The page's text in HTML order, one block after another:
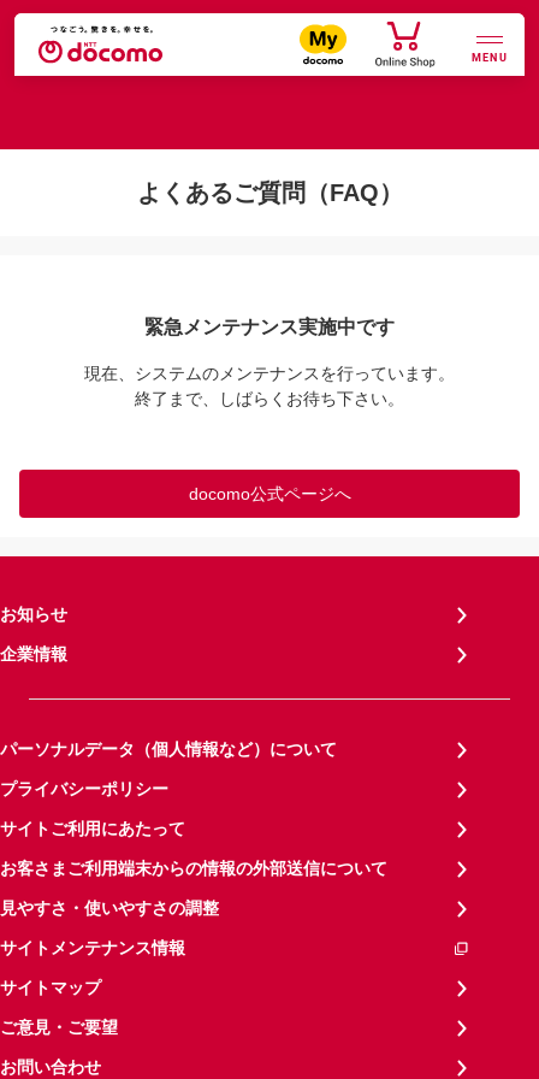
MENU
よくあるご質問（FAQ）
緊急メンテナンス実施中です
現在、システムのメンテナンスを行っています。
終了まで、しばらくお待ち下さい。
docomo公式ページへ
お知らせ
企業情報
パーソナルデータ（個人情報など）について
プライバシーポリシー
サイトご利用にあたって
お客さまご利用端末からの情報の外部送信について
見やすさ・使いやすさの調整
サイトメンテナンス情報
サイトマップ
ご意見・ご要望
お問い合わせ